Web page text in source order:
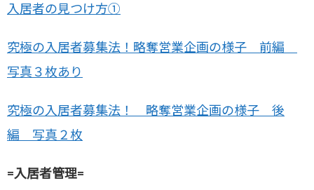
入居者の見つけ方①
究極の入居者募集法！略奪営業企画の様子 前編
写真３枚あり
究極の入居者募集法！ 略奪営業企画の様子 後
編 写真２枚
=入居者管理=